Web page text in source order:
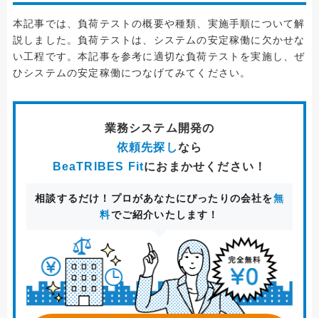
本記事では、負荷テストの概要や種類、実施手順について解
説しました。負荷テストは、システムの安定稼働に欠かせな
い工程です。本記事を参考に適切な負荷テストを実施し、ぜ
ひシステムの安定稼働につなげてみてください。
業務システム開発の
依頼先探しなら
BeaTRIBES Fitにおまかせください！
相談するだけ！プロがあなたにぴったりの会社を無
料でご紹介いたします！